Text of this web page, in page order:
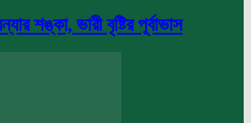
শঙ্কা, ভারী বৃষ্টির পূর্বাভাস